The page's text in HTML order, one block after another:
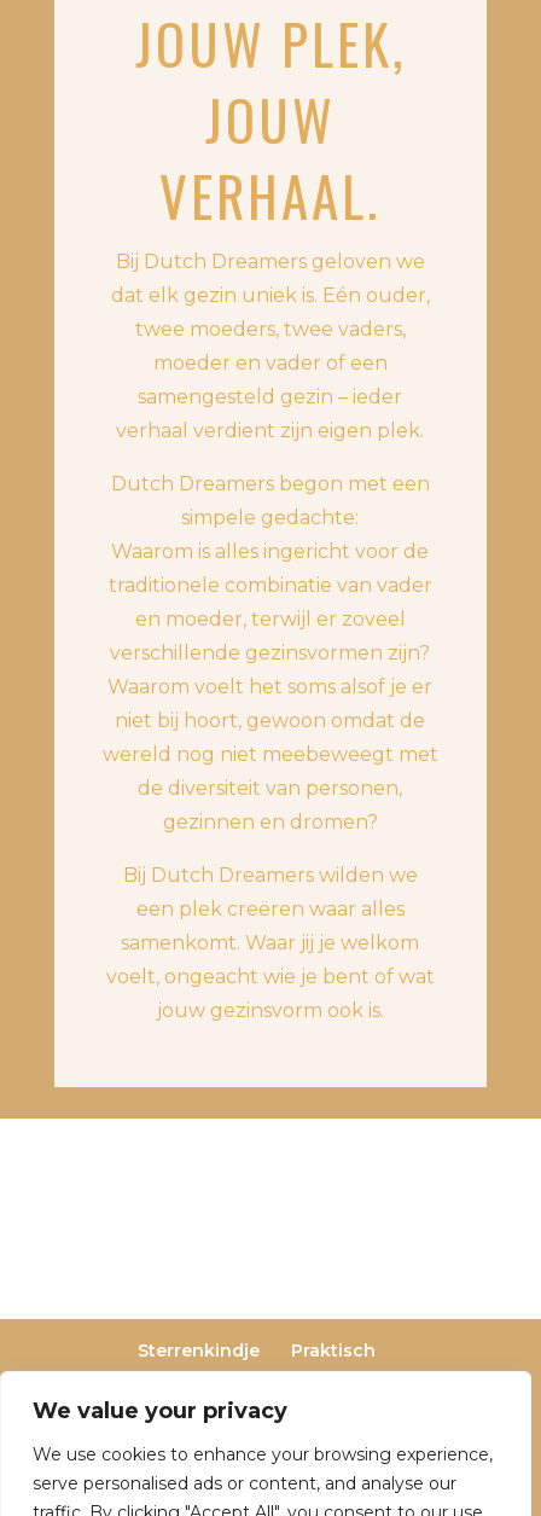
We value your privacy
We use cookies to enhance your browsing experience,
serve personalised ads or content, and analyse our
JOUW PLEK,
JOUW
VERHAAL.
Bij Dutch Dreamers geloven we
dat elk gezin uniek is. Eén ouder,
twee moeders, twee vaders,
moeder en vader of een
samengesteld gezin – ieder
verhaal verdient zijn eigen plek.
Dutch Dreamers begon met een
simpele gedachte:
Waarom is alles ingericht voor de
traditionele combinatie van vader
en moeder, terwijl er zoveel
verschillende gezinsvormen zijn?
Waarom voelt het soms alsof je er
niet bij hoort, gewoon omdat de
wereld nog niet meebeweegt met
de diversiteit van personen,
gezinnen en dromen?
Bij Dutch Dreamers wilden we
een plek creëren waar alles
samenkomt. Waar jij je welkom
voelt, ongeacht wie je bent of wat
jouw gezinsvorm ook is.
Sterrenkindje
Praktisch
Privacy- en cookieverklaring
Terugbetaal- en retourneringsbeleid
Over Dutch Dreamers